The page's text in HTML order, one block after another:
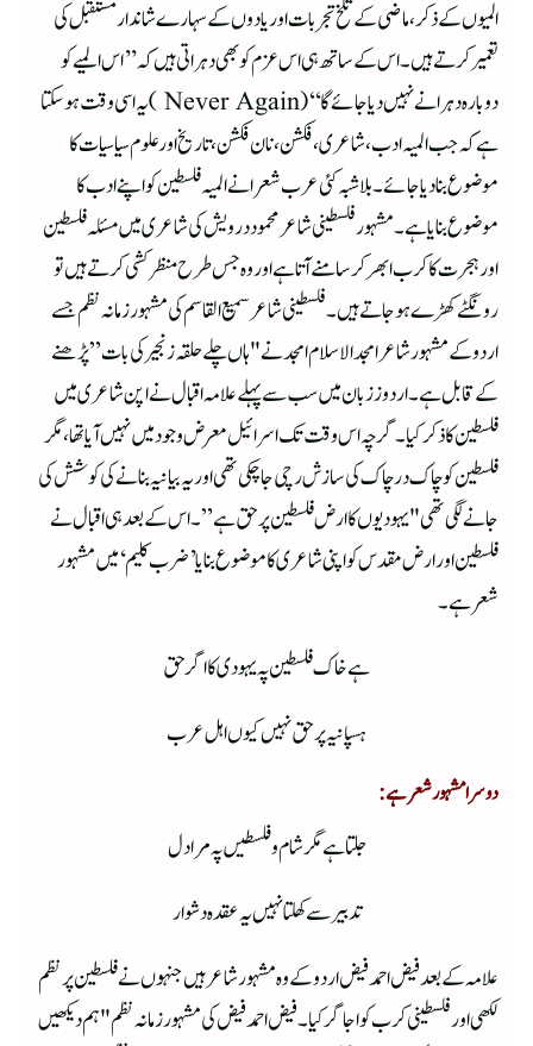
المیوں کے ذکر ، ماضی کے تلخ تجربات اور یادوں کے سہارے شاندار مستقبل کی
تعمیر کرتے ہیں ۔اس کے ساتھ ہی اس عز م کو بھی دہراتی ہیں کہ ’’اس المیے کو
دوبارہ دہرانے نہیں دیا جائے گا‘‘ (Never Again )یہ اسی وقت ہوسکتا
ہے کہ جب المیہ ادب ، شاعری، فکشن ، نان فکشن ، تاریخ اور علوم سیاسیات کا
موضوع بنادیا جائے۔بلاشبہ کئی عرب شعرا نے المیہ فلسطین کواپنے ادب کا
موضوع بنایا ہے۔مشہور فلسطینی شاعر محموددرویش کی شاعری میں مسئلہ فلسطین
اور ہجرت کا کرب ابھر کر سامنے آتا ہے اور وہ جس طرح منظر کشی کرتے ہیں تو
رونگٹے کھڑے ہوجاتے ہیں ۔فلسطینی شاعر سمیع القاسم کی مشہور زمانہ نظم جسے
اردو کے مشہور شاعر امجد الاسلام امجد نے "ہاں چلے حلقہ زنجیر کی بات” پڑھنے
کے قابل ہے۔اردو ززبان میں سب سے پہلے علامہ اقبال نے اپن شاعری میں
فلسطین کا ذکر کیا۔گرچہ اس وقت تک اسرائیل معرض وجود میں نہیں آیا تھا، مگر
فلسطین کو چاک در چاک کی سازش رچی جاچکی تھی اور یہ بیانیہ بنانے کی کوشش کی
جانے لگی تھی "یہودیوں کا ارض فلسطین پر حق ہے”۔اس کے بعد ہی اقبال نے
فلسطین اور ارض مقدس کو اپنی شاعری کا موضوع بنایا’ضرب کلیم‘ میں مشہور
شعر ہے۔
ہے خاک فلسطین پہ یہودی کا اگر حق
ہسپانیہ پر حق نہیں کیوں اہل عرب
دوسرا مشہور شعر ہے:
جلتا ہے مگر شام و فلسطیں پہ مرا دل
تدبیر سے کھلتا نہیں یہ عقدہ دشوار
علامہ کے بعد فیض احمد فیض اردو کے وہ مشہور شاعر ہیں جنہوں نے فلسطین پر نظم
لکھی اور فلسطینی کرب کو اجاگر کیا ۔فیض احمد فیض کی مشہورزمانہ نظم "ہم دیکھیں